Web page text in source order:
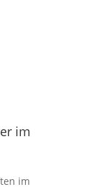
im
im